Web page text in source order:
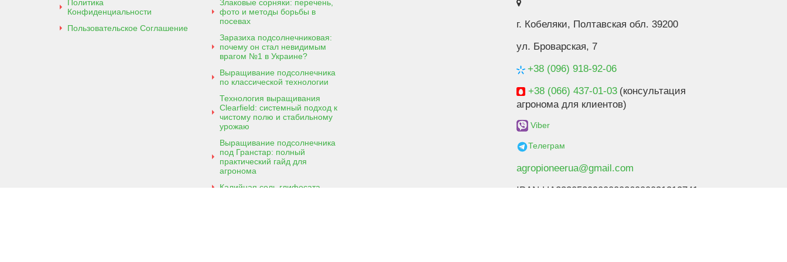
Политика
Конфиденциальности
Пользовательское Соглашение
Злаковые сорняки: перечень,
фото и методы борьбы в
посевах
Заразиха подсолнечниковая:
почему он стал невидимым
врагом №1 в Украине?
Выращивание подсолнечника
по классической технологии
Технология выращивания
Clearfield: системный подход к
чистому полю и стабильному
урожаю
Выращивание подсолнечника
под Гранстар: полный
практический гайд для
агронома
Калийная соль глифосата
г. Кобеляки, Полтавская обл. 39200
ул. Броварская, 7
+38 (096) 918-92-06
+38 (066) 437-01-03 (консультация
агронома для клиентов)
Viber
Телеграм
agropioneerua@gmail.com
IBAN UA233052990000026000031212741